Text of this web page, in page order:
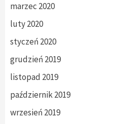
marzec 2020
luty 2020
styczeń 2020
grudzień 2019
listopad 2019
październik 2019
wrzesień 2019